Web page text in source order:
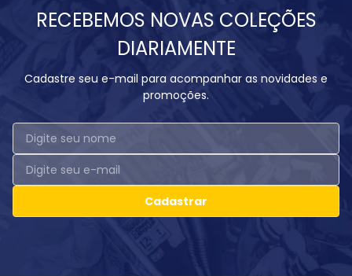
RECEBEMOS NOVAS COLEÇÕES
DIARIAMENTE
Cadastre seu e-mail para acompanhar as novidades e
promoções.
Cadastrar